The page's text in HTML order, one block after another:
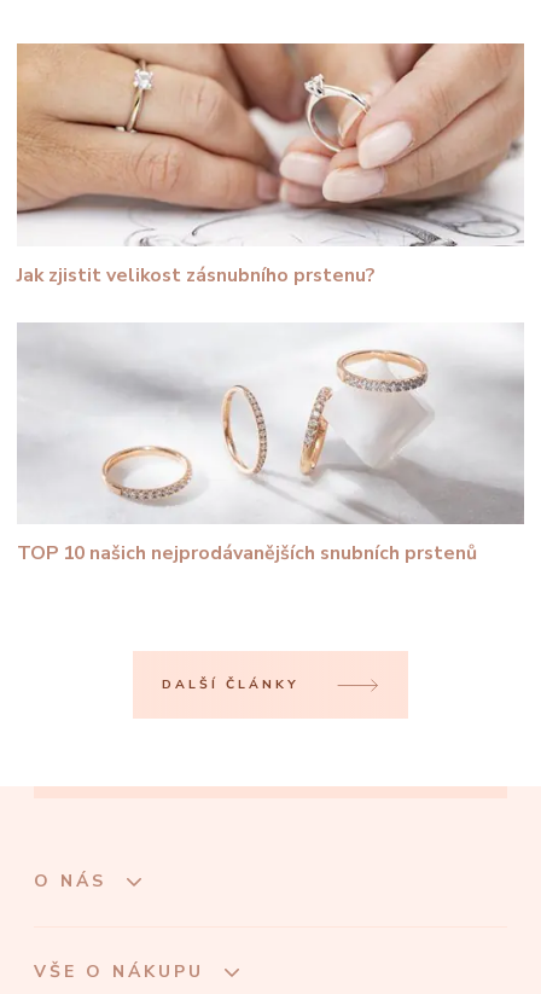
Jak zjistit velikost zásnubního prstenu?
TOP 10 našich nejprodávanějších snubních prstenů
DALŠÍ ČLÁNKY
O NÁS
VŠE O NÁKUPU